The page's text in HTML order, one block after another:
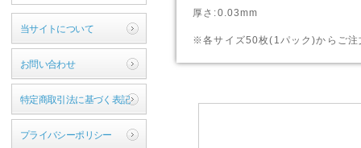
当サイトについて
お問い合わせ
特定商取引法に基づく表記
プライバシーポリシー
厚さ:0.03mm
※各サイズ50枚(1パック)からご注